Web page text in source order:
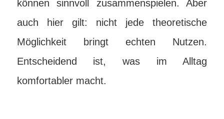
können sinnvoll zusammenspielen. Aber
auch hier gilt: nicht jede theoretische
Möglichkeit bringt echten Nutzen.
Entscheidend ist, was im Alltag
komfortabler macht.